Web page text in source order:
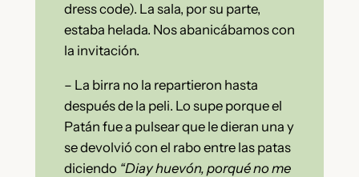
dress code). La sala, por su parte,
estaba helada. Nos abanicábamos con
la invitación.
– La birra no la repartieron hasta
después de la peli. Lo supe porque el
Patán fue a pulsear que le dieran una y
se devolvió con el rabo entre las patas
diciendo “Diay huevón, porqué no me